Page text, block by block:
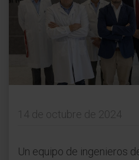
14 de octubre de 2024
Un equipo de ingenieros